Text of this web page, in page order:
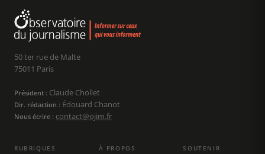
50 ter rue de Malte
75011 Paris
Président : Claude Chollet
Dir. rédaction : Édouard Chanot
Nous écrire : contact@ojim.fr
RUBRIQUES À PROPOS SOUTENIR